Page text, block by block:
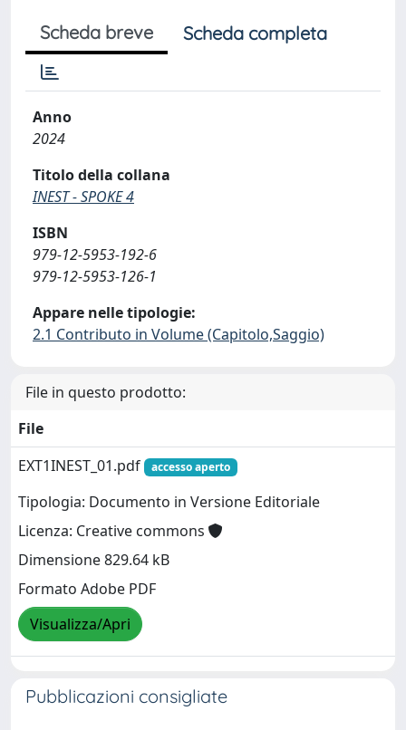
Scheda breve Scheda completa
Anno
2024
Titolo della collana
INEST - SPOKE 4
ISBN
979-12-5953-192-6
979-12-5953-126-1
Appare nelle tipologie:
2.1 Contributo in Volume (Capitolo,Saggio)
File in questo prodotto:
File
EXT1INEST_01.pdf
accesso aperto
Tipologia: Documento in Versione Editoriale
Licenza: Creative commons
Dimensione 829.64 kB
Formato Adobe PDF
Visualizza/Apri
Pubblicazioni consigliate